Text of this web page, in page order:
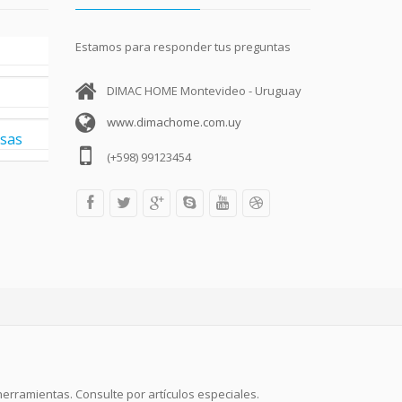
Estamos para responder tus preguntas
DIMAC HOME Montevideo - Uruguay
www.dimachome.com.uy
(+598) 99123454
Consulte por artículos especiales.